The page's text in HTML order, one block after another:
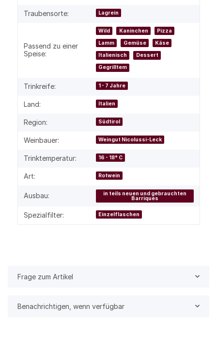
Traubensorte: Lagrein
Passend zu einer
Speise:
Wild Kaninchen
Pizza
Lamm
Gemüse
Käse
Italienisch
Dessert
Gegrilltem
Trinkreife: 1 - 7 Jahre
Land: Italien
Region: Südtirol
Weinbauer: Weingut Nicolussi-Leck
Trinktemperatur: 16 - 18° C
Art: Rotwein
Ausbau: in teils neuen und gebrauchten
Barriques
Spezialfilter: Einzelflaschen
Frage zum Artikel
Benachrichtigen, wenn verfügbar